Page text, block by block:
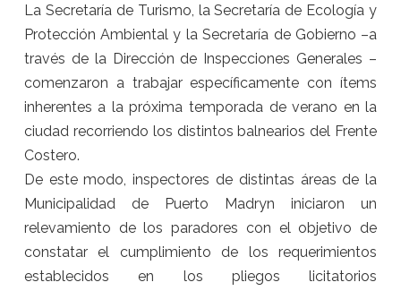
La Secretaría de Turismo, la Secretaría de Ecología y
Protección Ambiental y la Secretaría de Gobierno –a
través de la Dirección de Inspecciones Generales –
comenzaron a trabajar específicamente con ítems
inherentes a la próxima temporada de verano en la
ciudad recorriendo los distintos balnearios del Frente
Costero.
De este modo, inspectores de distintas áreas de la
Municipalidad de Puerto Madryn iniciaron un
relevamiento de los paradores con el objetivo de
constatar el cumplimiento de los requerimientos
establecidos en los pliegos licitatorios